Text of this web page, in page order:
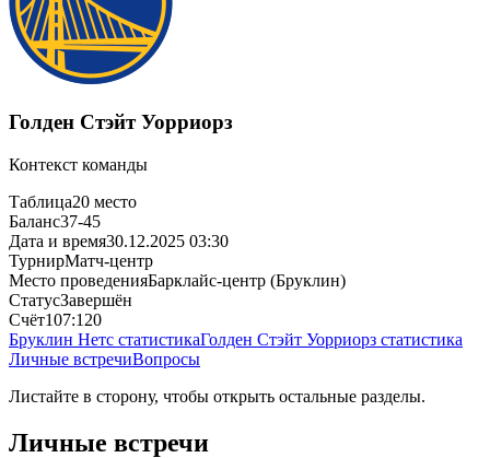
Голден Стэйт Уорриорз
Контекст команды
Таблица20 место
Баланс37-45
Дата и время30.12.2025 03:30
ТурнирМатч-центр
Место проведенияБарклайс-центр (Бруклин)
СтатусЗавершён
Счёт107:120
Бруклин Нетс статистикаГолден Стэйт Уорриорз статистика
Личные встречиВопросы
Листайте в сторону, чтобы открыть остальные разделы.
Личные встречи